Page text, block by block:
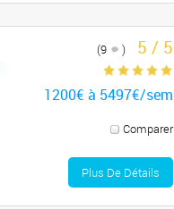
(9 ) 5 / 5
1200€ à 5497€/sem
Comparer
Plus De Détails